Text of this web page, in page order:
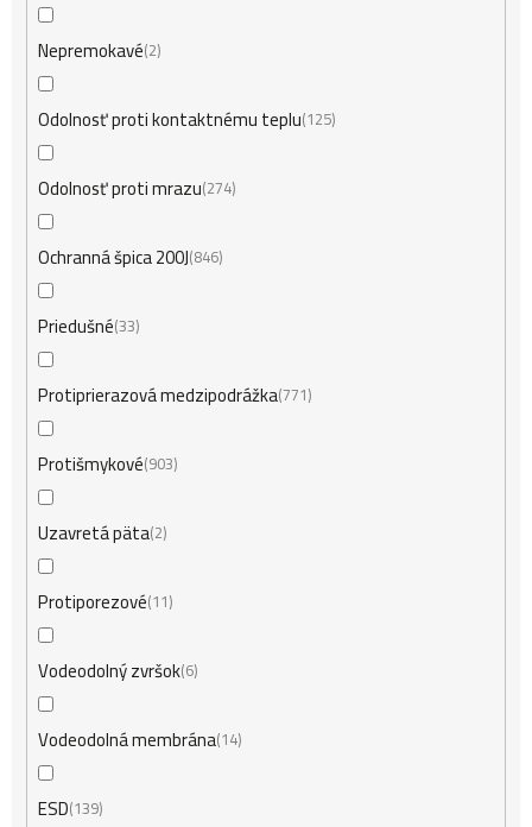
Nepremokavé 2
Odolnosť proti kontaktnému teplu 125
Odolnosť proti mrazu 274
Ochranná špica 200J 846
Priedušné 33
Protiprierazová medzipodrážka771
Protišmykové 903
Uzavretá päta 2
Protiporezové 11
Vodeodolný zvršok 6
Vodeodolná membrána 14
ESD 139